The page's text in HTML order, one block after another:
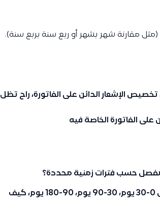
مقارنة شهر بشهر أو ربع سنة بربع سنة).
تخصيص الإشعار الدائن على الفاتورة، راح تظل
على الفاتورة الخاصة فيه
مفصل حسب فترات زمنية محددة؟
أحتاج تقرير يوضح تقسيم الديون حسب الفترات مثل 0-30 يوم، 30-90 يوم، 90-180 يوم، كيف